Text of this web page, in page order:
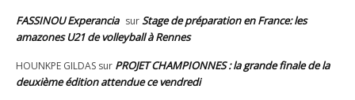
FASSINOU Experancia surStage de préparation en France: les
amazones U21 de volleyball à Rennes
HOUNKPE GILDAS sur PROJET CHAMPIONNES : la grande finale de la
deuxième édition attendue ce vendredi